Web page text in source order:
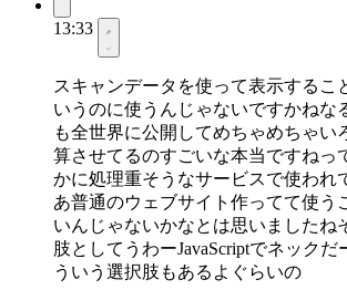
13:33
スキャンデータを使って表示するこ
いうのに使うんじゃないですかねな
も全世界に公開してめちゃめちゃい
算させてるのすごいな本当ですねっ
かに処理重そうなサービスで使われ
あ普通のウェブサイト作ってて使う
いんじゃないかなとは思いましたね
肢としてうわーJavaScriptでネックだ
ういう選択肢もあるよぐらいの